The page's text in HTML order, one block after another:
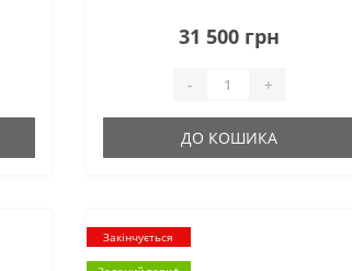
31 500 грн
- +
ДО КОШИКА
Закінчується